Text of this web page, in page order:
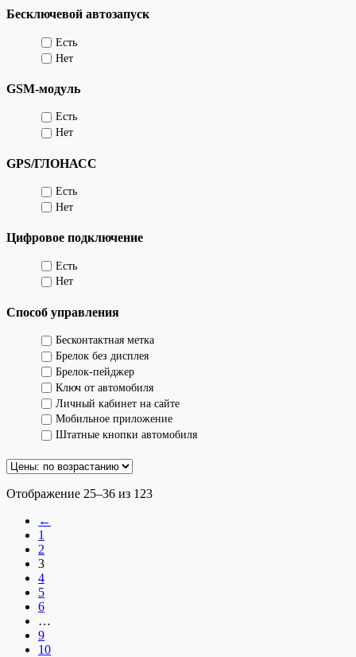
Бесключевой автозапуск
Есть
Нет
GSM-модуль
Есть
Нет
GPS/ГЛОНАСС
Есть
Нет
Цифровое подключение
Есть
Нет
Способ управления
Бесконтактная метка
Брелок без дисплея
Брелок-пейджер
Ключ от автомобиля
Личный кабинет на сайте
Мобильное приложение
Штатные кнопки автомобиля
Отображение 25–36 из 123
←
1
2
3
4
5
6
…
9
10